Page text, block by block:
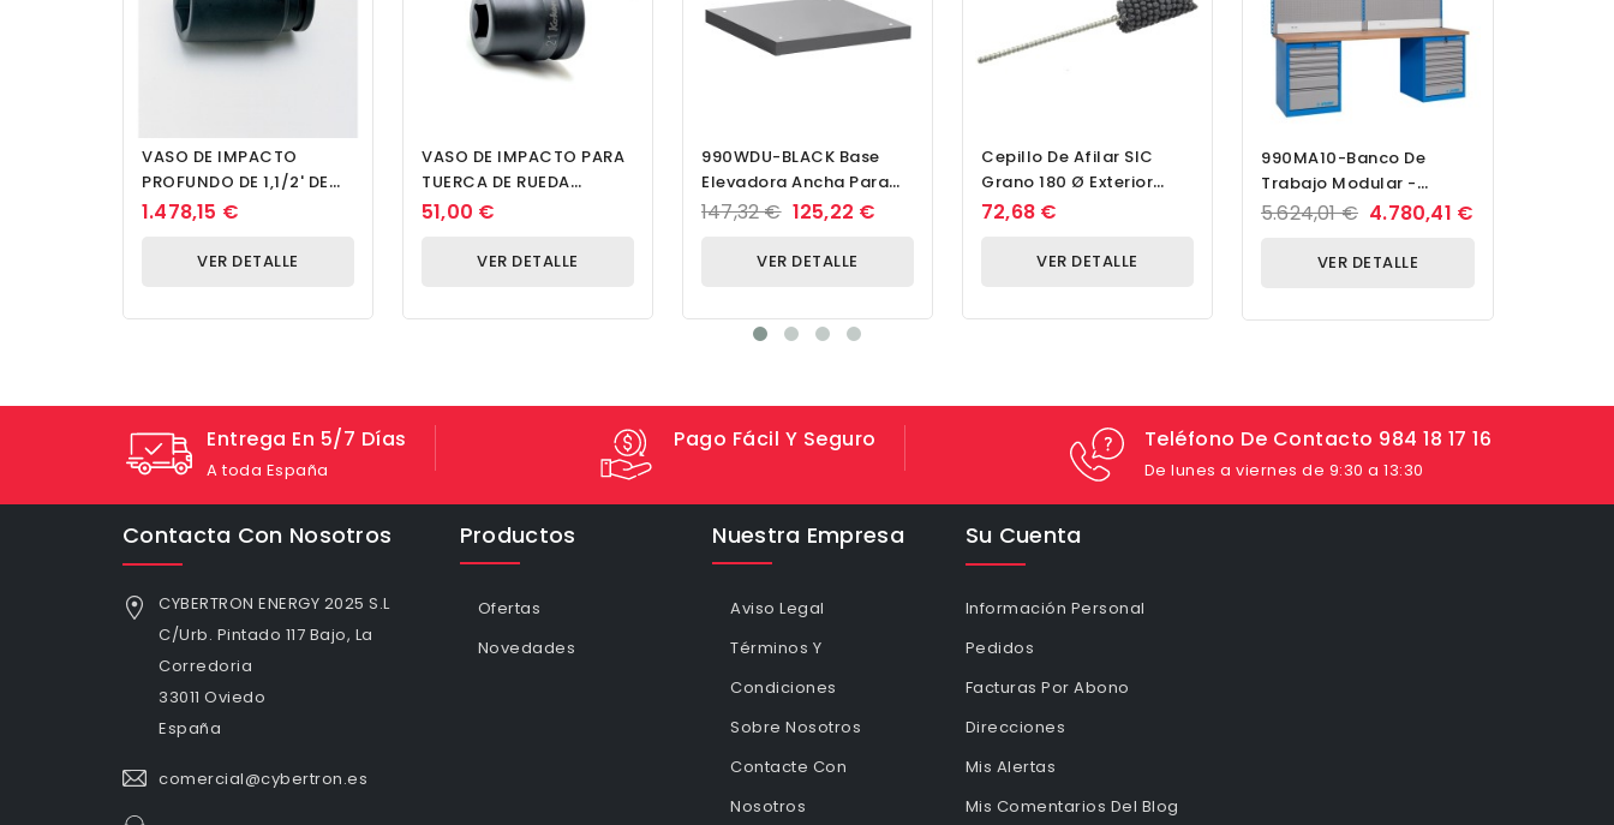
VASO DE IMPACTO
PROFUNDO DE 1,1/2' DE
DR. CUADRADO DE 120
1.478,15 €
VER DETALLE
VASO DE IMPACTO PARA
TUERCA DE RUEDA
TRASERA DE 1' DE DR.
51,00 €
VER DETALLE
990WDU-BLACK Base
Elevadora Ancha Para
Armario Modular NEGRO
147,32 € 125,22 €
VER DETALLE
Cepillo De Afilar SIC
Grano 180 Ø Exterior
30,0 Mm
72,68 €
VER DETALLE
990MA10-Banco De
Trabajo Modular -
Módulo A10-2,5m
5.624,01 € 4.780,41 €
VER DETALLE
Entrega En 5/7 Días
A toda España
Pago Fácil Y Seguro Teléfono De Contacto 984 18 17 16
De lunes a viernes de 9:30 a 13:30
Contacta Con Nosotros
CYBERTRON ENERGY 2025 S.L
C/Urb. Pintado 117 Bajo, La
Corredoria
33011 Oviedo
España
comercial@cybertron.es
Productos
Ofertas
Novedades
Nuestra Empresa
Aviso Legal
Términos Y
Condiciones
Sobre Nosotros
Contacte Con
Nosotros
Su Cuenta
Información Personal
Pedidos
Facturas Por Abono
Direcciones
Mis Alertas
Mis Comentarios Del Blog